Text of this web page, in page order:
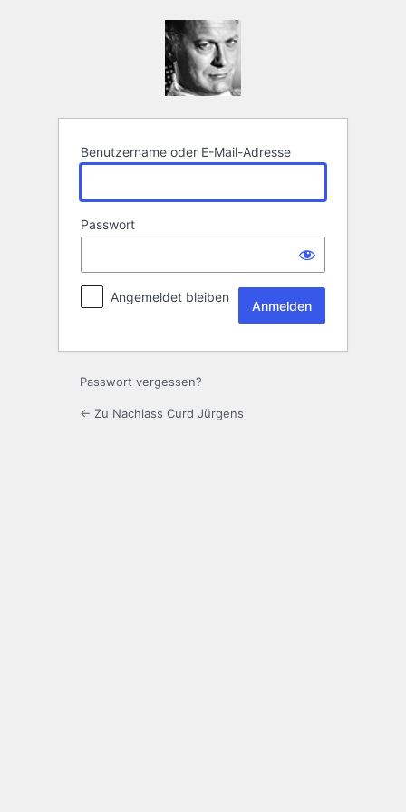
Benutzername oder E-Mail-Adresse
Passwort
Angemeldet bleiben
Passwort vergessen?
← Zu Nachlass Curd Jürgens